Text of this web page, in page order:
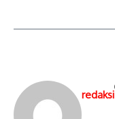
redaksi